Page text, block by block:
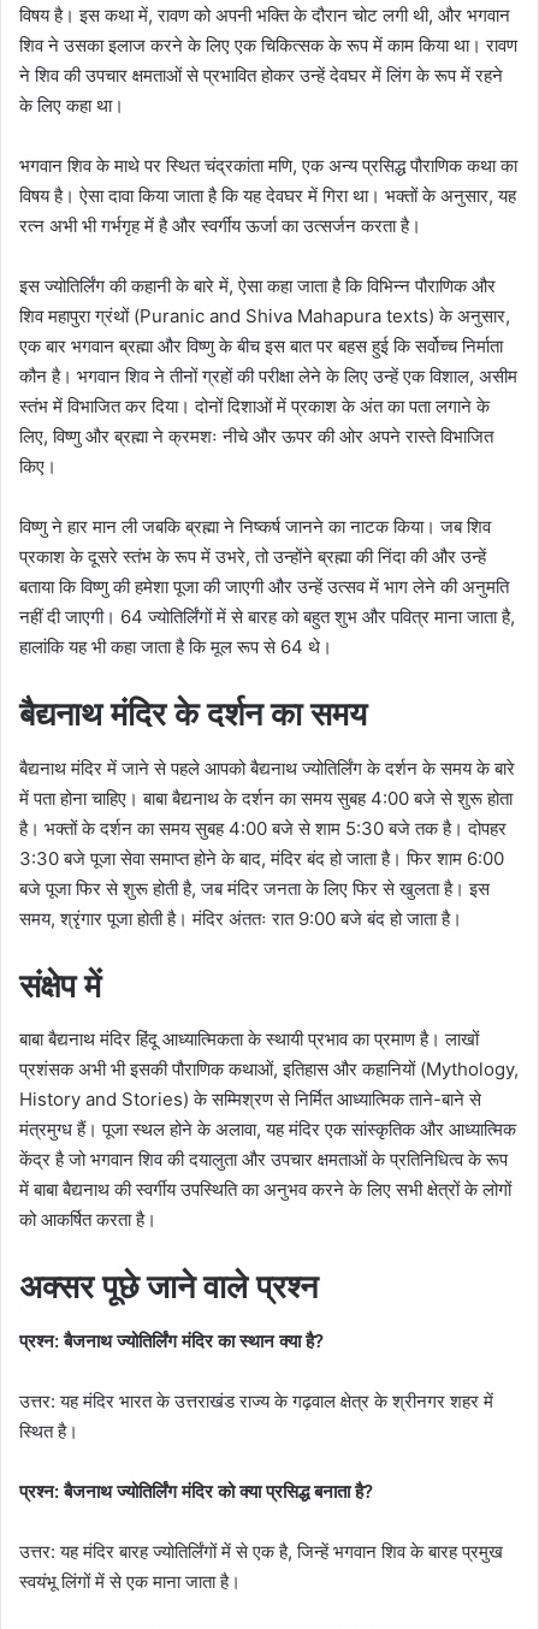
विषय है। इस कथा में, रावण को अपनी भक्ति के दौरान चोट लगी थी, और भगवान
शिव ने उसका इलाज करने के लिए एक चिकित्सक के रूप में काम किया था। रावण
ने शिव की उपचार क्षमताओं से प्रभावित होकर उन्हें देवघर में लिंग के रूप में रहने
के लिए कहा था।
भगवान शिव के माथे पर स्थित चंद्रकांता मणि, एक अन्य प्रसिद्ध पौराणिक कथा का
विषय है। ऐसा दावा किया जाता है कि यह देवघर में गिरा था। भक्तों के अनुसार, यह
रत्न अभी भी गर्भगृह में है और स्वर्गीय ऊर्जा का उत्सर्जन करता है।
इस ज्योतिर्लिंग की कहानी के बारे में, ऐसा कहा जाता है कि विभिन्न पौराणिक और
शिव महापुरा ग्रंथों (Puranic and Shiva Mahapura texts) के अनुसार,
एक बार भगवान ब्रह्मा और विष्णु के बीच इस बात पर बहस हुई कि सर्वोच्च निर्माता
कौन है। भगवान शिव ने तीनों ग्रहों की परीक्षा लेने के लिए उन्हें एक विशाल, असीम
स्तंभ में विभाजित कर दिया। दोनों दिशाओं में प्रकाश के अंत का पता लगाने के
लिए, विष्णु और ब्रह्मा ने क्रमशः नीचे और ऊपर की ओर अपने रास्ते विभाजित
किए।
विष्णु ने हार मान ली जबकि ब्रह्मा ने निष्कर्ष जानने का नाटक किया। जब शिव
प्रकाश के दूसरे स्तंभ के रूप में उभरे, तो उन्होंने ब्रह्मा की निंदा की और उन्हें
बताया कि विष्णु की हमेशा पूजा की जाएगी और उन्हें उत्सव में भाग लेने की अनुमति
नहीं दी जाएगी। 64 ज्योतिर्लिंगों में से बारह को बहुत शुभ और पवित्र माना जाता है,
हालांकि यह भी कहा जाता है कि मूल रूप से 64 थे।
बैद्यनाथ मंदिर के दर्शन का समय
बैद्यनाथ मंदिर में जाने से पहले आपको बैद्यनाथ ज्योतिर्लिंग के दर्शन के समय के बारे
में पता होना चाहिए। बाबा बैद्यनाथ के दर्शन का समय सुबह 4:00 बजे से शुरू होता
है। भक्तों के दर्शन का समय सुबह 4:00 बजे से शाम 5:30 बजे तक है। दोपहर
3:30 बजे पूजा सेवा समाप्त होने के बाद, मंदिर बंद हो जाता है। फिर शाम 6:00
बजे पूजा फिर से शुरू होती है, जब मंदिर जनता के लिए फिर से खुलता है। इस
समय, श्रृंगार पूजा होती है। मंदिर अंततः रात 9:00 बजे बंद हो जाता है।
संक्षेप में
बाबा बैद्यनाथ मंदिर हिंदू आध्यात्मिकता के स्थायी प्रभाव का प्रमाण है। लाखों
प्रशंसक अभी भी इसकी पौराणिक कथाओं, इतिहास और कहानियों (Mythology,
History and Stories) के सम्मिश्रण से निर्मित आध्यात्मिक ताने-बाने से
मंत्रमुग्ध हैं। पूजा स्थल होने के अलावा, यह मंदिर एक सांस्कृतिक और आध्यात्मिक
केंद्र है जो भगवान शिव की दयालुता और उपचार क्षमताओं के प्रतिनिधित्व के रूप
में बाबा बैद्यनाथ की स्वर्गीय उपस्थिति का अनुभव करने के लिए सभी क्षेत्रों के लोगों
को आकर्षित करता है।
अक्सर पूछे जाने वाले प्रश्न
प्रश्न: बैजनाथ ज्योतिर्लिंग मंदिर का स्थान क्या है?
उत्तर: यह मंदिर भारत के उत्तराखंड राज्य के गढ़वाल क्षेत्र के श्रीनगर शहर में
स्थित है।
प्रश्न: बैजनाथ ज्योतिर्लिंग मंदिर को क्या प्रसिद्ध बनाता है?
उत्तर: यह मंदिर बारह ज्योतिर्लिंगों में से एक है, जिन्हें भगवान शिव के बारह प्रमुख
स्वयंभू लिंगों में से एक माना जाता है।